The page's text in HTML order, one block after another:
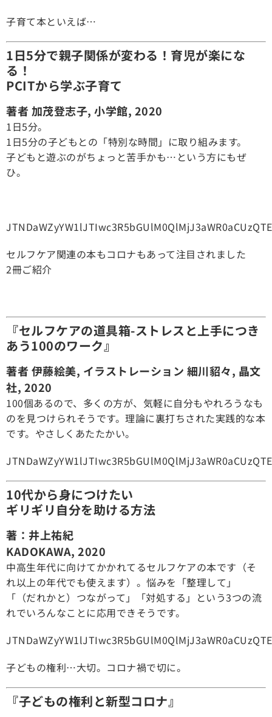
子育て本といえば…
1日5分で親子関係が変わる！育児が楽にな
る！
PCITから学ぶ子育て
著者 加茂登志子, 小学館, 2020
1日5分。
1日5分の子どもとの「特別な時間」に取り組みます。
子どもと遊ぶのがちょっと苦手かも…という方にもぜ
ひ。
セルフケア関連の本もコロナもあって注目されました
2冊ご紹介
『セルフケアの道具箱-ストレスと上手につき
あう100のワーク』
著者 伊藤絵美, イラストレーション 細川貂々, 晶文
社, 2020
100個あるので、多くの方が、気軽に自分もやれろうなも
のを見つけられそうです。理論に裏打ちされた実践的な本
です。やさしくあたたかい。
10代から身につけたい
ギリギリ自分を助ける方法
著：井上祐紀
KADOKAWA, 2020
中高生年代に向けてかかれてるセルフケアの本です（そ
れ以上の年代でも使えます）。悩みを「整理して」
「（だれかと）つながって」「対処する」という3つの流
れでいろんなことに応用できそうです。
子どもの権利…大切。コロナ禍で切に。
『子どもの権利と新型コロナ』